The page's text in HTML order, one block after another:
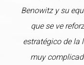
Benowitz y su
que se ve
estratégico de la
muy